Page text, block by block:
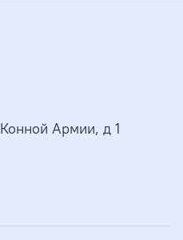
Армии, д 1